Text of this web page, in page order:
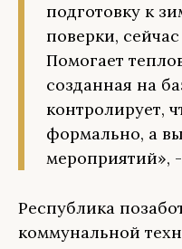
подготовку к
поверки,
Помогает
созданная на
контролирует,
формально, а
мероприятий»,
Республика
коммунальной